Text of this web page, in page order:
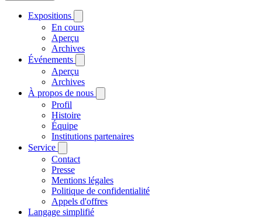
Expositions
En cours
Aperçu
Archives
Événements
Aperçu
Archives
À propos de nous
Profil
Histoire
Équipe
Institutions partenaires
Service
Contact
Presse
Mentions légales
Politique de confidentialité
Appels d'offres
Langage simplifié